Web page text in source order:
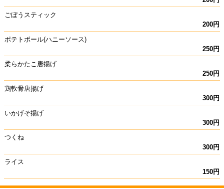
ごぼうスティック
200円
ポテトボール(ハニーソース)
250円
柔らかたこ唐揚げ
250円
鶏軟骨唐揚げ
300円
いかげそ揚げ
300円
つくね
300円
ライス
150円